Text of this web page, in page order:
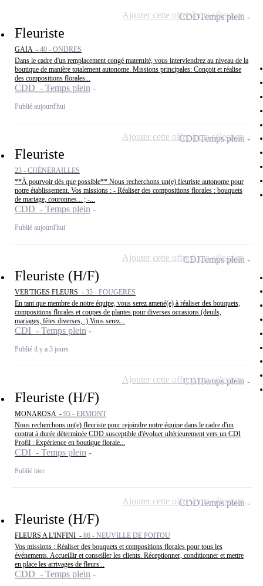
Fleuriste
GAIA - 40 - ONDRES
Dans le cadre d'un remplacement congé maternité, vous interviendrez au niveau de la
boutique de manière totalement autonome. Missions principales: Conçoit et réalise
des compositions florales...
CDD - Temps plein
Publié aujourd'hui
CDDTemps plein
Ajouter cette offre à ma sélection
Fleuriste
23 - CHÉNÉRAILLES
**À pourvoir dès que possible** Nous recherchons un(e) fleuriste autonome pour
notre établissement. Vos missions : - Réaliser des compositions florales : bouquets
de mariage, couronnes... ; -...
CDD - Temps plein
Publié aujourd'hui
CDDTemps plein
Ajouter cette offre à ma sélection
Fleuriste (H/F)
VER'TIGES FLEURS - 35 - FOUGERES
En tant que membre de notre équipe, vous serez amené(e) à réaliser des bouquets,
compositions florales et coupes de plantes pour diverses occasions (deuils,
mariages, fêtes diverses, .) Vous serez...
CDI - Temps plein
Publié il y a 3 jours
CDITemps plein
Ajouter cette offre à ma sélection
Fleuriste (H/F)
MONAROSA - 95 - ERMONT
Nous recherchons un(e) fleuriste pour rejoindre notre équipe dans le cadre d'un
contrat à durée déterminée CDD susceptible d'évoluer ultérieurement vers un CDI
Profil : Expérience en boutique florale...
CDI - Temps plein
Publié hier
CDITemps plein
Ajouter cette offre à ma sélection
Fleuriste (H/F)
FLEURS A L'INFINI - 86 - NEUVILLE DE POITOU
Vos missions : Réaliser des bouquets et compositions florales pour tous les
événements. Accueillir et conseiller les clients. Réceptionner, conditionner et mettre
en place les arrivages de fleurs...
CDD - Temps plein
CDDTemps plein
Ajouter cette offre à ma sélection